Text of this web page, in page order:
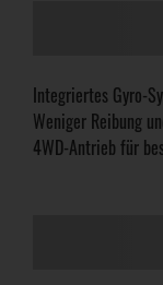
Integriertes Gyro-
Weniger Reibung
4WD-Antrieb für